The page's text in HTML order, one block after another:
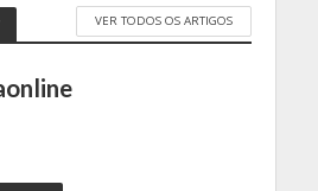
VER TODOS OS ARTIGOS